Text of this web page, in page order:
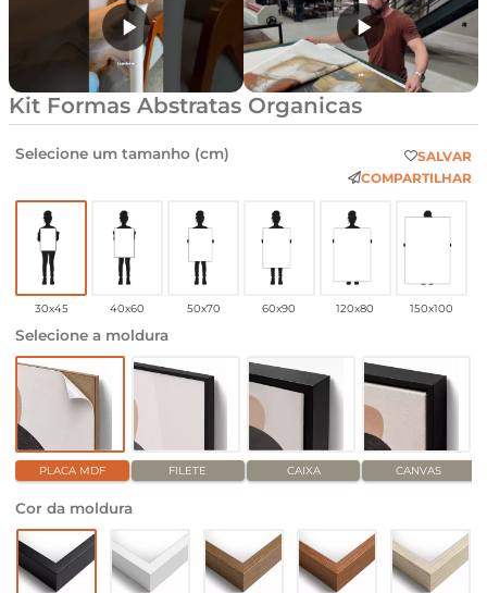
Kit Formas Abstratas Organicas
Selecione um tamanho (cm)
SALVAR
COMPARTILHAR
30x45 40x60 50x70 60x90 120x80 150x100
Selecione a moldura
PLACA MDF FILETE CAIXA CANVAS
Cor da moldura